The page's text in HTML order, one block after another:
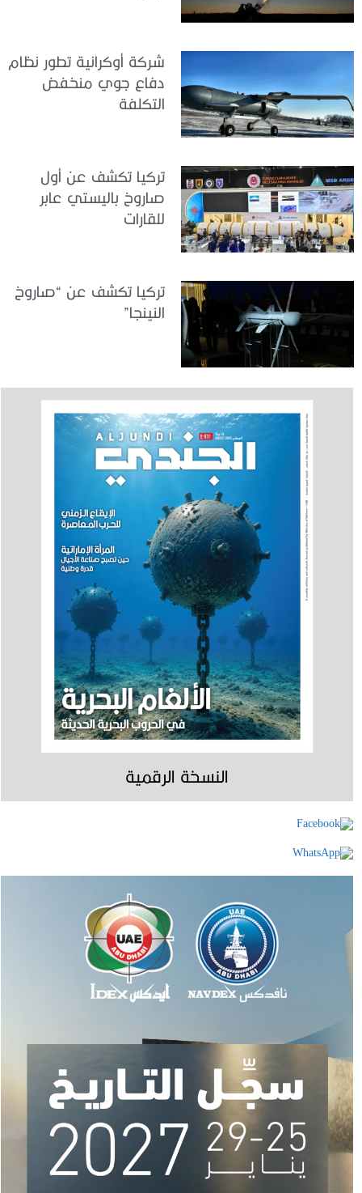
شركة أوكرانية تطور نظام
دفاع جوي منخفض
التكلفة
تركيا تكشف عن أول
صاروخ باليستي عابر
للقارات
تركيا تكشف عن “صاروخ
النينجا”
النسخة الرقمية